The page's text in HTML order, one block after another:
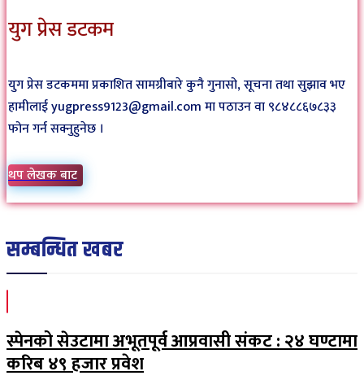
युग प्रेस डटकम
युग प्रेस डटकममा प्रकाशित सामग्रीबारे कुनै गुनासो, सूचना तथा सुझाव भए
हामीलाई yugpress9123@gmail.com मा पठाउन वा ९८४८८६७८३३
फोन गर्न सक्नुहुनेछ ।
थप लेखक बाट
सम्बन्धित खबर
स्पेनको सेउटामा अभूतपूर्व आप्रवासी संकट : २४ घण्टामा
करिब ४९ हजार प्रवेश